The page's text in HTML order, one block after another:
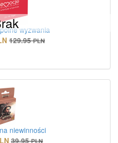
wyzwania
129.95 PLN
niewinności
39.95 PLN